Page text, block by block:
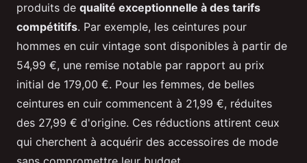
produits de qualité exceptionnelle à des tarifs
compétitifs. Par exemple, les ceintures pour
hommes en cuir vintage sont disponibles à partir de
54,99 €, une remise notable par rapport au prix
initial de 179,00 €. Pour les femmes, de belles
ceintures en cuir commencent à 21,99 €, réduites
des 27,99 € d'origine. Ces réductions attirent ceux
qui cherchent à acquérir des accessoires de mode